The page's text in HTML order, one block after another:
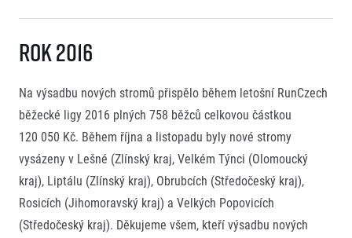
Rok 2016
Na výsadbu nových stromů přispělo během letošní RunCzech
běžecké ligy 2016 plných 758 běžců celkovou částkou
120 050 Kč. Během října a listopadu byly nové stromy
vysázeny v Lešné (Zlínský kraj, Velkém Týnci (Olomoucký
kraj), Liptálu (Zlínský kraj), Obrubcích (Středočeský kraj),
Rosicích (Jihomoravský kraj) a Velkých Popovicích
(Středočeský kraj). Děkujeme všem, kteří výsadbu nových